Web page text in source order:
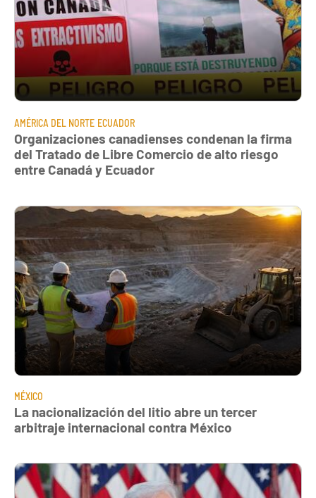
AMÉRICA DEL NORTE ECUADOR
Organizaciones canadienses condenan la firma
del Tratado de Libre Comercio de alto riesgo
entre Canadá y Ecuador
MÉXICO
La nacionalización del litio abre un tercer
arbitraje internacional contra México